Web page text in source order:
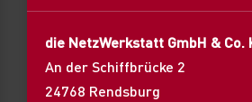
die NetzWerkstatt GmbH & Co.
An der Schiffbrücke 2
24768 Rendsburg